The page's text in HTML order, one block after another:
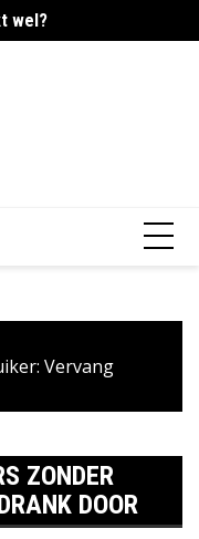
wel?
Vervang
ZONDER
DOOR